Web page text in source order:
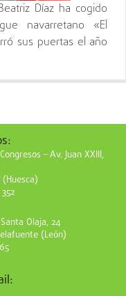
Díaz ha cogido
navarretano «El
sus puertas el año
– Av. Juan XXIII,
(Huesca)
Olaja, 24
(León)